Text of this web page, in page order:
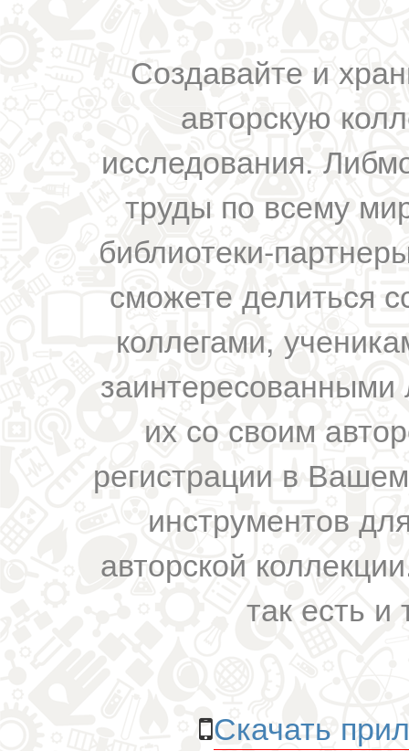
Создавайте и
авторскую
исследования.
труды по всему
библиотеки-
сможете делиться
коллегами,
их со своим
регистрации в
инструментов
авторской
так есть и
Скачать